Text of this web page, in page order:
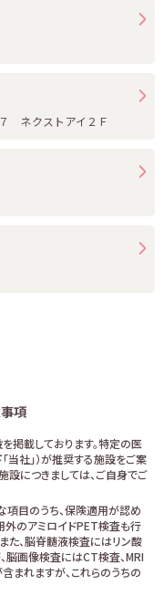
ネクストアイ２Ｆ
項
掲載しております。特定の医
社」）が推奨する施設をご案
設につきましては、ご自身でご
目のうち、保険適用が認め
外のアミロイドPET検査も行
た、脳脊髄液検査にはリン酸
脳画像検査にはCT検査、MRI
まれますが、これらのうちの